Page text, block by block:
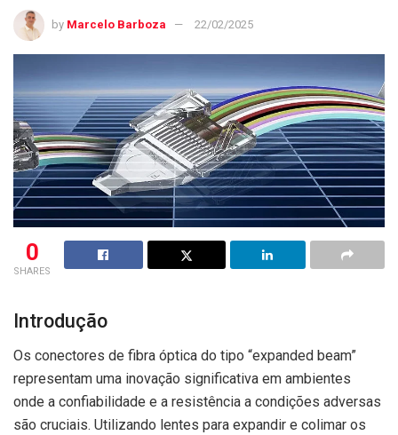
by Marcelo Barboza 22/02/2025
0
SHARES
Introdução
Os conectores de fibra óptica do tipo “expanded beam”
representam uma inovação significativa em ambientes
onde a confiabilidade e a resistência a condições adversas
são cruciais. Utilizando lentes para expandir e colimar os